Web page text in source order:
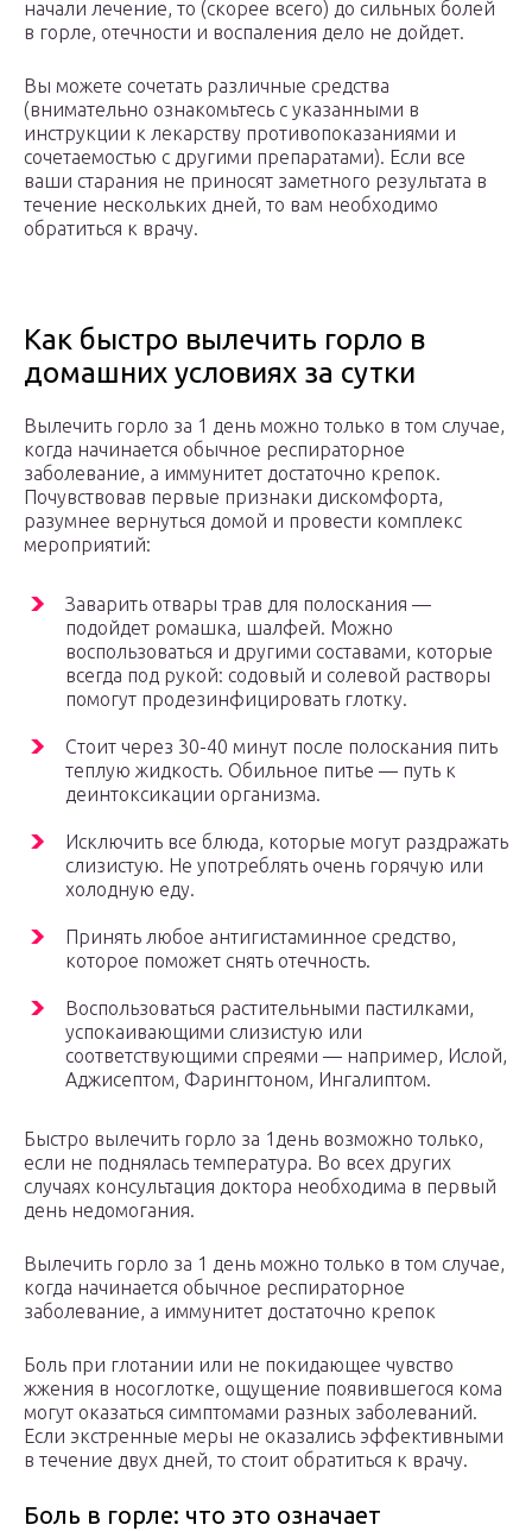
начали лечение, то (скорее всего) до сильных болей
в горле, отечности и воспаления дело не дойдет.
Вы можете сочетать различные средства
(внимательно ознакомьтесь с указанными в
инструкции к лекарству противопоказаниями и
сочетаемостью с другими препаратами). Если все
ваши старания не приносят заметного результата в
течение нескольких дней, то вам необходимо
обратиться к врачу.
Как быстро вылечить горло в
домашних условиях за сутки
Вылечить горло за 1 день можно только в том случае,
когда начинается обычное респираторное
заболевание, а иммунитет достаточно крепок.
Почувствовав первые признаки дискомфорта,
разумнее вернуться домой и провести комплекс
мероприятий:
Заварить отвары трав для полоскания —
подойдет ромашка, шалфей. Можно
воспользоваться и другими составами, которые
всегда под рукой: содовый и солевой растворы
помогут продезинфицировать глотку.
Стоит через 30-40 минут после полоскания пить
теплую жидкость. Обильное питье — путь к
деинтоксикации организма.
Исключить все блюда, которые могут раздражать
слизистую. Не употреблять очень горячую или
холодную еду.
Принять любое антигистаминное средство,
которое поможет снять отечность.
Воспользоваться растительными пастилками,
успокаивающими слизистую или
соответствующими спреями — например, Ислой,
Аджисептом, Фарингтоном, Ингалиптом.
Быстро вылечить горло за 1день возможно только,
если не поднялась температура. Во всех других
случаях консультация доктора необходима в первый
день недомогания.
Вылечить горло за 1 день можно только в том случае,
когда начинается обычное респираторное
заболевание, а иммунитет достаточно крепок
Боль при глотании или не покидающее чувство
жжения в носоглотке, ощущение появившегося кома
могут оказаться симптомами разных заболеваний.
Если экстренные меры не оказались эффективными
в течение двух дней, то стоит обратиться к врачу.
Боль в горле: что это означает